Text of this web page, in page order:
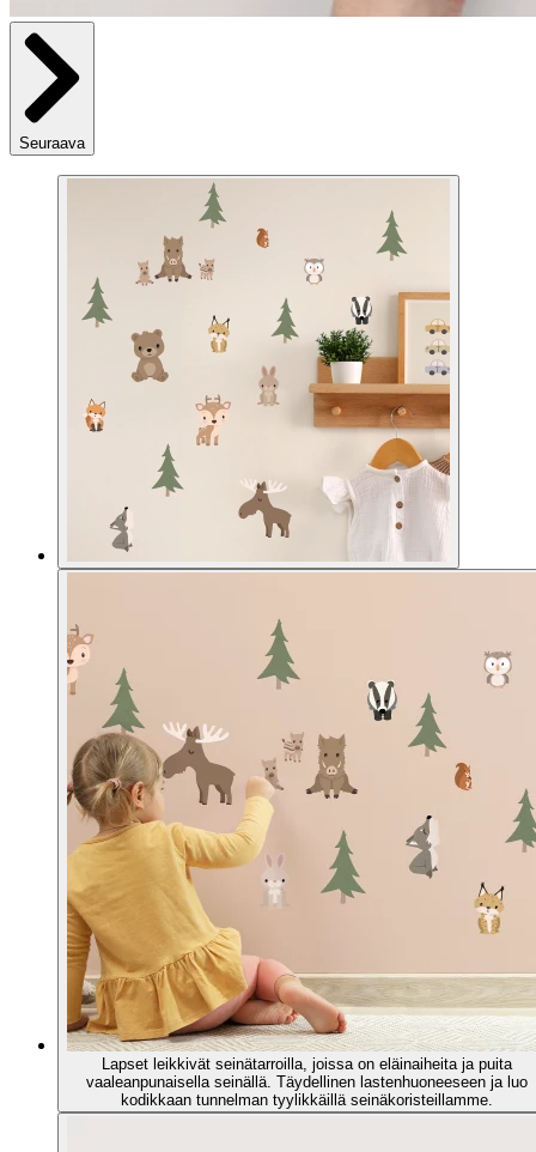
Seuraava
Lapset leikkivät seinätarroilla, joissa on eläinaiheita ja puita
vaaleanpunaisella seinällä. Täydellinen lastenhuoneeseen ja luo
kodikkaan tunnelman tyylikkäillä seinäkoristeillamme.